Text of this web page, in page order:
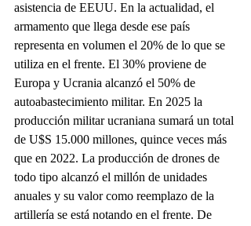
asistencia de EEUU. En la actualidad, el
armamento que llega desde ese país
representa en volumen el 20% de lo que se
utiliza en el frente. El 30% proviene de
Europa y Ucrania alcanzó el 50% de
autoabastecimiento militar. En 2025 la
producción militar ucraniana sumará un total
de U$S 15.000 millones, quince veces más
que en 2022. La producción de drones de
todo tipo alcanzó el millón de unidades
anuales y su valor como reemplazo de la
artillería se está notando en el frente. De